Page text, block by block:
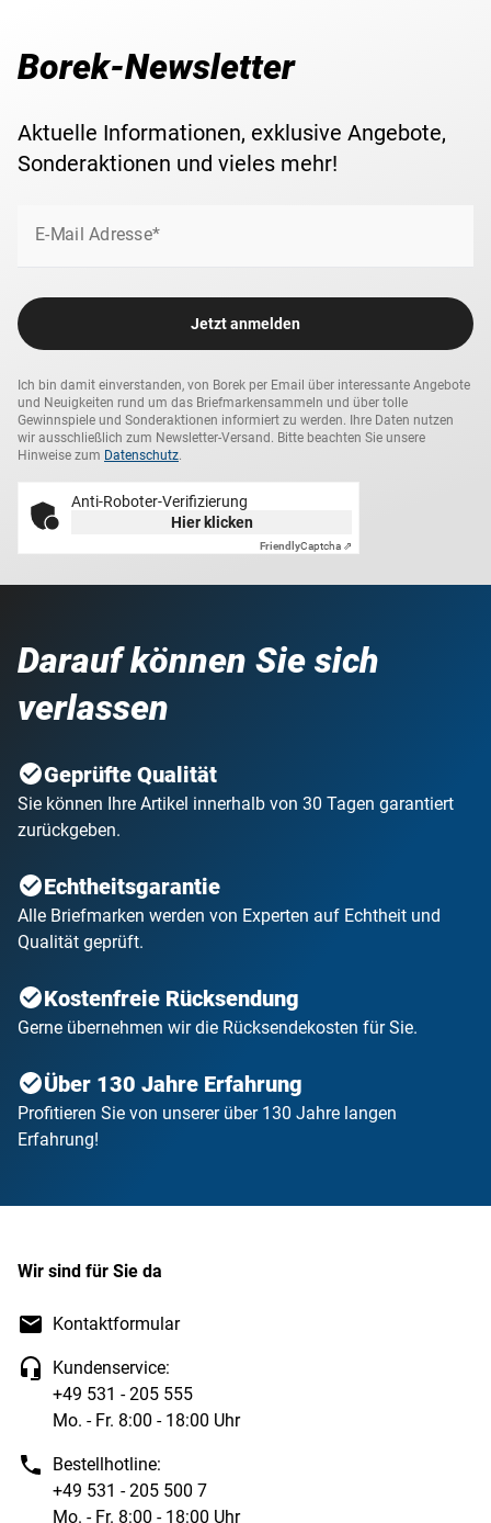
Borek-Newsletter
Aktuelle Informationen, exklusive Angebote,
Sonderaktionen und vieles mehr!
E-Mail Adresse*
Jetzt anmelden
Ich bin damit einverstanden, von Borek per Email über interessante Angebote
und Neuigkeiten rund um das Briefmarkensammeln und über tolle
Gewinnspiele und Sonderaktionen informiert zu werden. Ihre Daten nutzen
wir ausschließlich zum Newsletter-Versand. Bitte beachten Sie unsere
Hinweise zum Datenschutz.
Anti-Roboter-Verifizierung
Hier klicken
FriendlyCaptcha ⇗
Darauf können Sie sich
verlassen
Geprüfte Qualität
Sie können Ihre Artikel innerhalb von 30 Tagen garantiert
zurückgeben.
Echtheitsgarantie
Alle Briefmarken werden von Experten auf Echtheit und
Qualität geprüft.
Kostenfreie Rücksendung
Gerne übernehmen wir die Rücksendekosten für Sie.
Über 130 Jahre Erfahrung
Profitieren Sie von unserer über 130 Jahre langen
Erfahrung!
Wir sind für Sie da
Kontaktformular
Kundenservice:
+49 531 - 205 555
Mo. - Fr. 8:00 - 18:00 Uhr
Bestellhotline:
+49 531 - 205 500 7
Mo. - Fr. 8:00 - 18:00 Uhr